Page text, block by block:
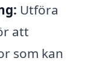
Utföra
att
som kan